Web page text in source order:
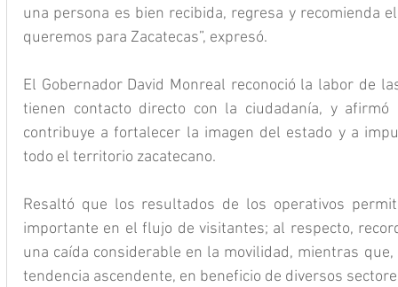
una persona es bien recibida, regresa y recomienda
queremos para Zacatecas”, expresó.
El Gobernador David Monreal reconoció la labor de
tienen contacto directo con la ciudadanía, y
contribuye a fortalecer la imagen del estado y a
todo el territorio zacatecano.
Resaltó que los resultados de los operativos
importante en el flujo de visitantes; al respecto,
una caída considerable en la movilidad, mientras
tendencia ascendente, en beneficio de diversos